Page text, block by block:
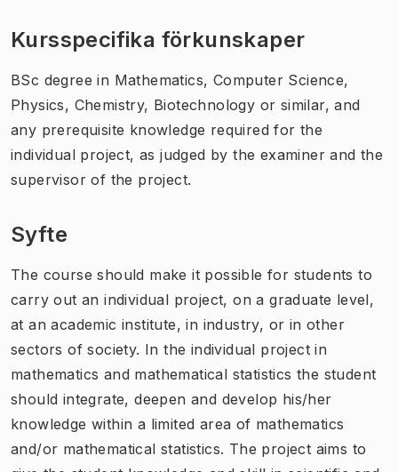
Kursspecifika förkunskaper
BSc degree in Mathematics, Computer Science,
Physics, Chemistry, Biotechnology or similar, and
any prerequisite knowledge required for the
individual project, as judged by the examiner and the
supervisor of the project.
Syfte
The course should make it possible for students to
carry out an individual project, on a graduate level,
at an academic institute, in industry, or in other
sectors of society. In the individual project in
mathematics and mathematical statistics the student
should integrate, deepen and develop his/her
knowledge within a limited area of mathematics
and/or mathematical statistics. The project aims to